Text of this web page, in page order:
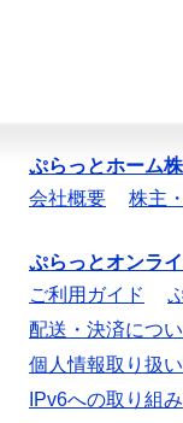
ぷらっとホーム
会社概要
株主
ぷらっとオンラ
ご利用ガイド
配送・決済につ
個人情報取り扱
IPv6への取り組み